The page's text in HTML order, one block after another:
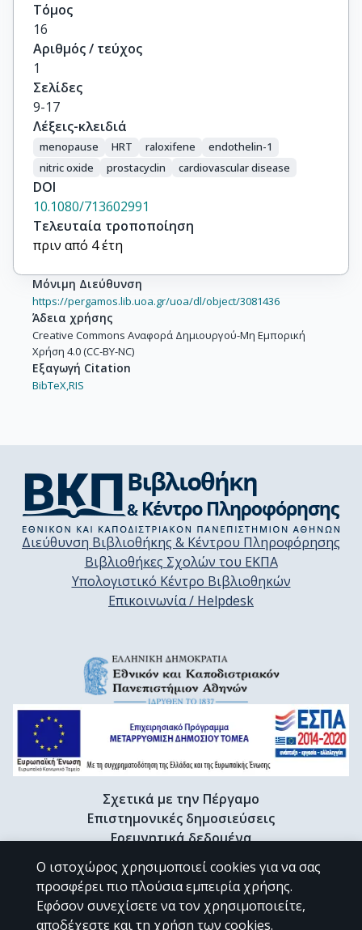
Τόμος
16
Αριθμός / τεύχος
1
Σελίδες
9-17
Λέξεις-κλειδιά
menopause HRT raloxifene
endothelin-1
nitric oxide
prostacyclin cardiovascular disease
DOI
10.1080/713602991
Τελευταία τροποποίηση
πριν από 4 έτη
Μόνιμη Διεύθυνση
https://pergamos.lib.uoa.gr/uoa/dl/object/3081436
Άδεια χρήσης
Creative Commons Αναφορά Δημιουργού-Μη Εμπορική
Χρήση 4.0 (CC-BY-NC)
Εξαγωγή Citation
BibTeX,RIS
Διεύθυνση Βιβλιοθήκης & Κέντρου Πληροφόρησης
Βιβλιοθήκες Σχολών του ΕΚΠΑ
Υπολογιστικό Κέντρο Βιβλιοθηκών
Επικοινωνία / Helpdesk
Σχετικά με την Πέργαμο
Επιστημονικές δημοσιεύσεις
Ερευνητικά δεδομένα
Διδακτορικές διατριβές & Γκρίζα βιβλιογραφία
Προφίλ Ερευνητή
Ο ιστοχώρος χρησιμοποιεί cookies για να σας
προσφέρει πιο πλούσια εμπειρία χρήσης.
Εφόσον συνεχίσετε να τον χρησιμοποιείτε,
αποδέχεστε και τη χρήση των cookies.